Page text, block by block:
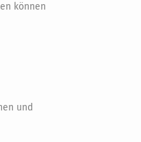
können
und